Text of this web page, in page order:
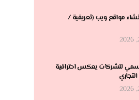
مواقع ويب (تعريفية /
للشركات يعكس احترافية